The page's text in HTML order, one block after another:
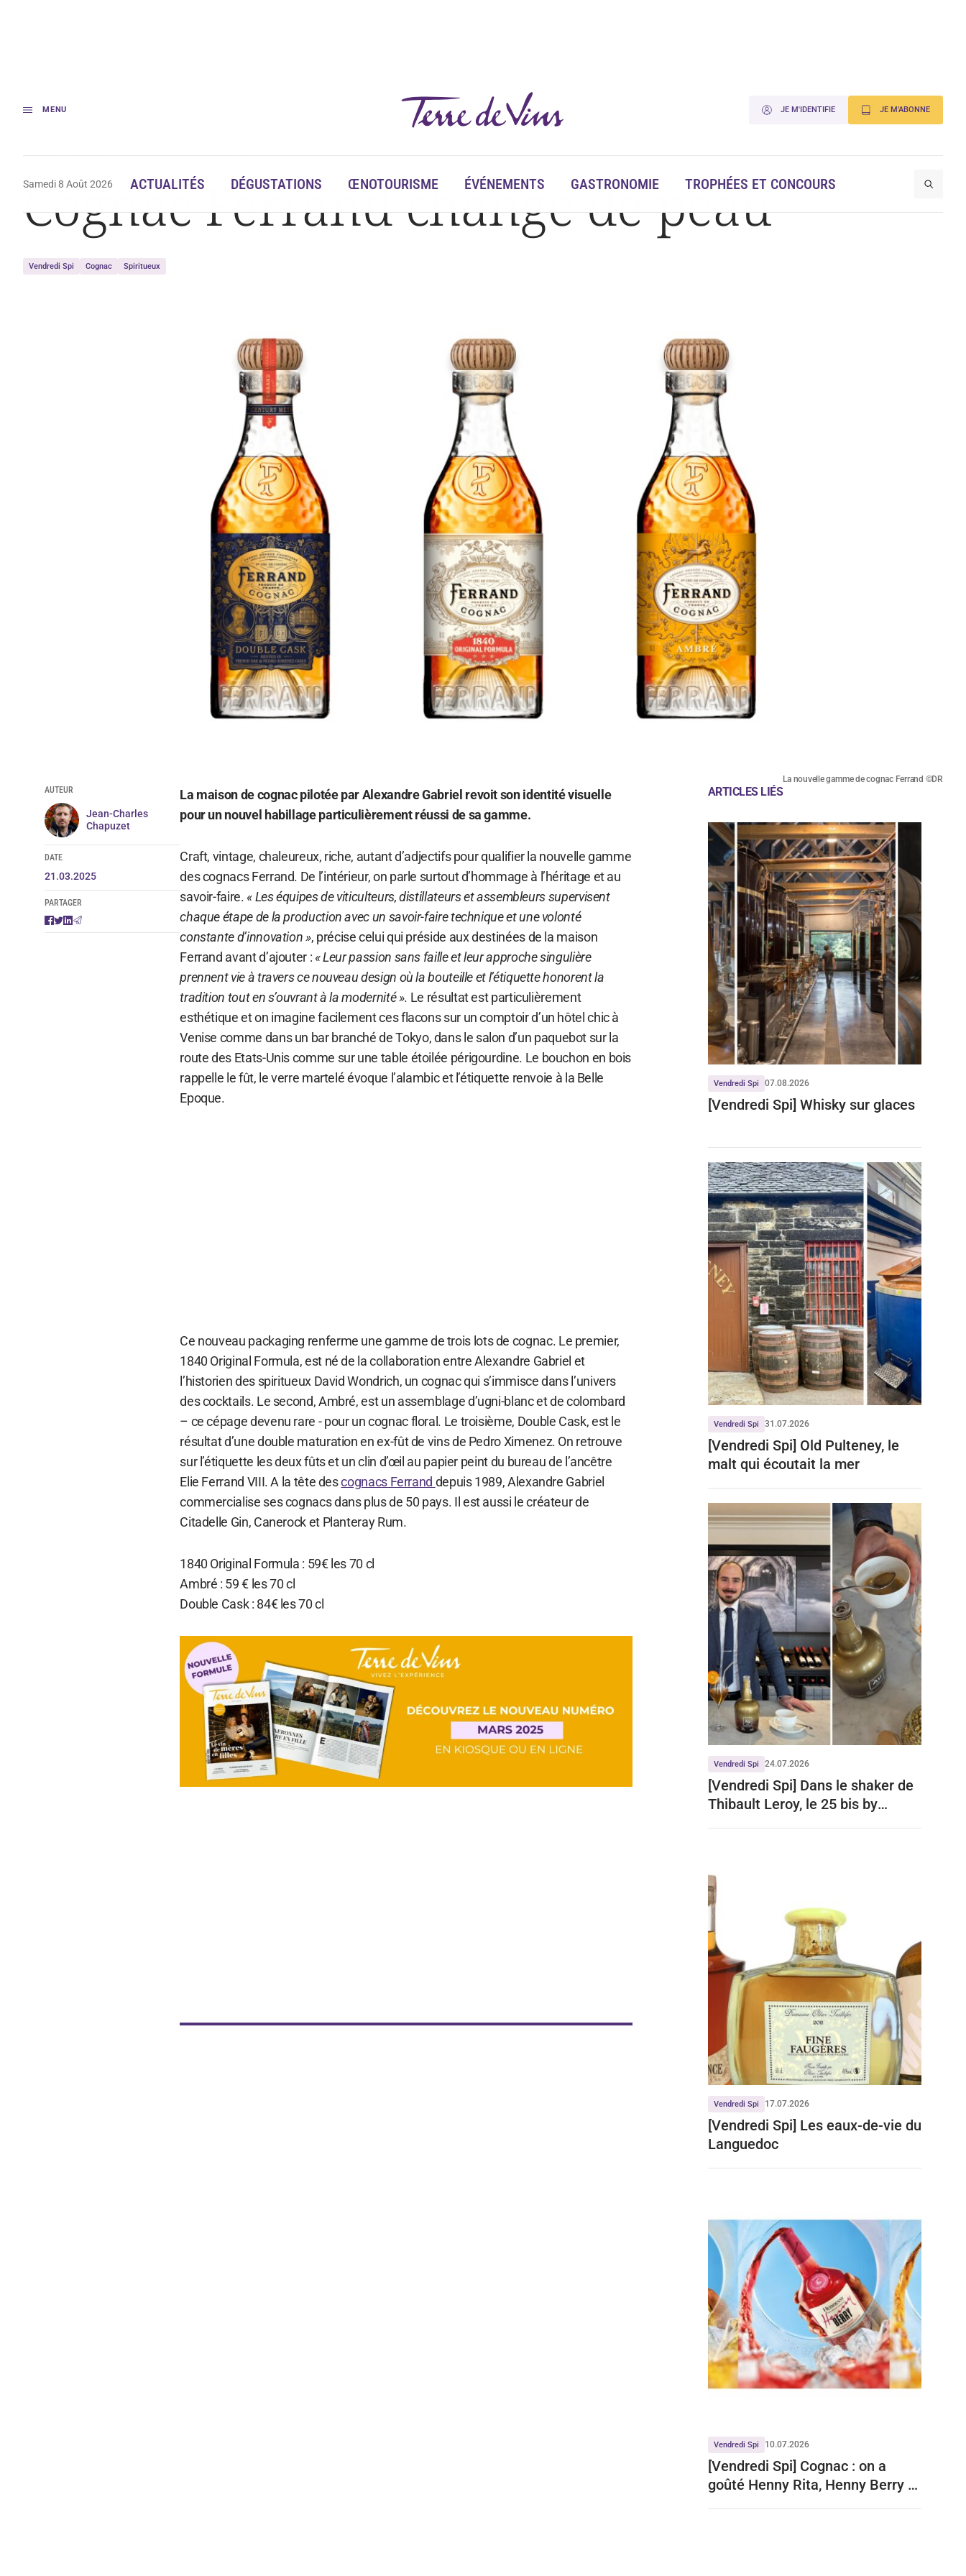
MENU JE M'IDENTIFIE JE M'ABONNE
Samedi 8 Août 2026 ACTUALITÉS DÉGUSTATIONS ŒNOTOURISME ÉVÉNEMENTS GASTRONOMIE TROPHÉES ET CONCOURS
Accueil Actualités Cognac Ferrand change de peau
Cognac Ferrand change de peau
Vendredi Spi Cognac Spiritueux
La nouvelle gamme de cognac Ferrand ©DR
AUTEUR
Jean-Charles
Chapuzet
DATE
21.03.2025
PARTAGER
La maison de cognac pilotée par Alexandre Gabriel revoit son identité visuelle
pour un nouvel habillage particulièrement réussi de sa gamme.
Craft, vintage, chaleureux, riche, autant d’adjectifs pour qualifier la nouvelle gamme
des cognacs Ferrand. De l’intérieur, on parle surtout d’hommage à l’héritage et au
savoir-faire.« Les équipes de viticulteurs, distillateurs et assembleurs supervisent
chaque étape de la production avec un savoir-faire technique et une volonté
constante d’innovation », précise celui qui préside aux destinées de la maison
Ferrand avant d’ajouter :« Leur passion sans faille et leur approche singulière
prennent vie à travers ce nouveau design où la bouteille et l’étiquette honorent la
tradition tout en s’ouvrant à la modernité ». Le résultat est particulièrement
esthétique et on imagine facilement ces flacons sur un comptoir d’un hôtel chic à
Venise comme dans un bar branché de Tokyo, dans le salon d’un paquebot sur la
route des Etats-Unis comme sur une table étoilée périgourdine. Le bouchon en bois
rappelle le fût, le verre martelé évoque l’alambic et l’étiquette renvoie à la Belle
Epoque.
Ce nouveau packaging renferme une gamme de trois lots de cognac. Le premier,
1840 Original Formula, est né de la collaboration entre Alexandre Gabriel et
l’historien des spiritueux David Wondrich, un cognac qui s’immisce dans l’univers
des cocktails. Le second, Ambré, est un assemblage d’ugni-blanc et de colombard
– ce cépage devenu rare - pour un cognac floral. Le troisième, Double Cask, est le
résultat d’une double maturation en ex-fût de vins de Pedro Ximenez. On retrouve
sur l’étiquette les deux fûts et un clin d’œil au papier peint du bureau de l’ancêtre
Elie Ferrand VIII. A la tête descognacs Ferrand depuis 1989, Alexandre Gabriel
commercialise ses cognacs dans plus de 50 pays. Il est aussi le créateur de
Citadelle Gin, Canerock et Planteray Rum.
1840 Original Formula : 59€ les 70 cl
Ambré : 59 € les 70 cl
Double Cask : 84€ les 70 cl
ARTICLES LIÉS
Vendredi Spi 07.08.2026
[Vendredi Spi] Whisky sur glaces
Vendredi Spi 31.07.2026
[Vendredi Spi] Old Pulteney, le
malt qui écoutait la mer
Vendredi Spi 24.07.2026
[Vendredi Spi] Dans le shaker de
Thibault Leroy, le 25 bis by
Vendredi Spi 17.07.2026
[Vendredi Spi] Les eaux-de-vie du
Languedoc
Vendredi Spi 10.07.2026
[Vendredi Spi] Cognac : on a
goûté Henny Rita, Henny Berry et